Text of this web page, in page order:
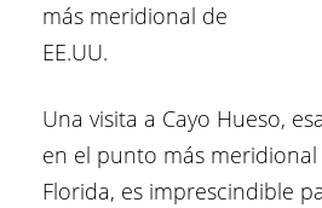
más meridional de
EE.UU.
Una visita a Cayo Hueso,
en el punto más meridional
Florida, es imprescindible